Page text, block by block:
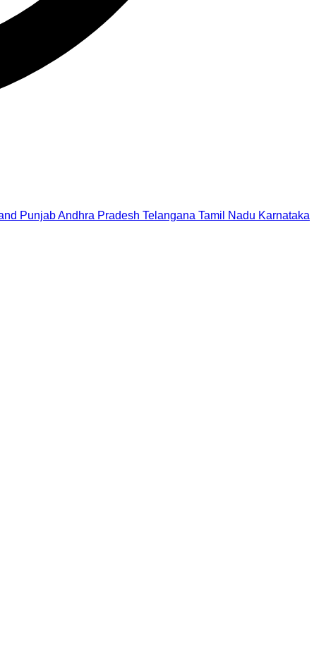
PunjabAndhra Pradesh Telangana Tamil Nadu Karnataka